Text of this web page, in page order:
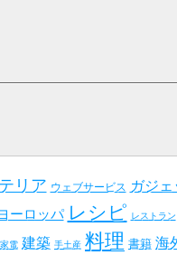
リア ウェブサービス ガジェ
ーロッパ レシピ レストラン
家電 建築 手土産 料理 書籍 海